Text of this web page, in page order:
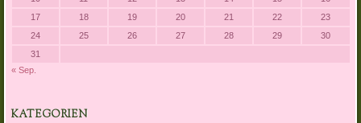
17
18 19 20 21 22
23
24
25 26 27 28 29
30
31
« Sep.
KATEGORIEN